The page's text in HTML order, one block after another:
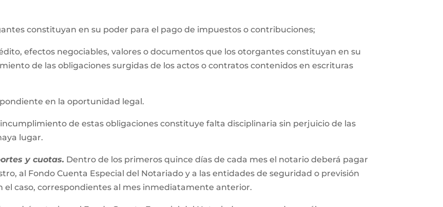
constituyan en su poder para el pago de impuestos o contribuciones;
efectos negociables, valores o documentos que los otorgantes constituyan en su
de las obligaciones surgidas de los actos o contratos contenidos en escrituras
en la oportunidad legal.
de estas obligaciones constituye falta disciplinaria sin perjuicio de las
lugar.
y cuotas. Dentro de los primeros quince días de cada mes el notario deberá pagar
al Fondo Cuenta Especial del Notariado y a las entidades de seguridad o previsión
el caso, correspondientes al mes inmediatamente anterior.